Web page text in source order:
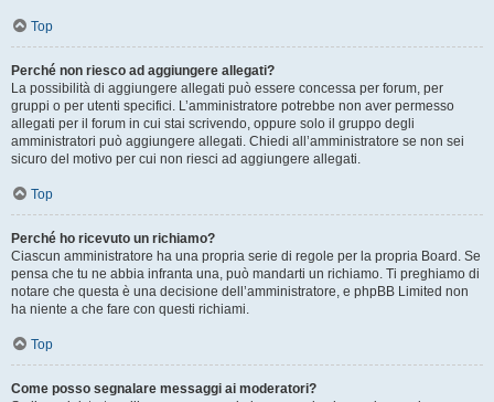
Top
Perché non riesco ad aggiungere allegati?
La possibilità di aggiungere allegati può essere concessa per forum, per
gruppi o per utenti specifici. L’amministratore potrebbe non aver permesso
allegati per il forum in cui stai scrivendo, oppure solo il gruppo degli
amministratori può aggiungere allegati. Chiedi all’amministratore se non sei
sicuro del motivo per cui non riesci ad aggiungere allegati.
Top
Perché ho ricevuto un richiamo?
Ciascun amministratore ha una propria serie di regole per la propria Board. Se
pensa che tu ne abbia infranta una, può mandarti un richiamo. Ti preghiamo di
notare che questa è una decisione dell’amministratore, e phpBB Limited non
ha niente a che fare con questi richiami.
Top
Come posso segnalare messaggi ai moderatori?